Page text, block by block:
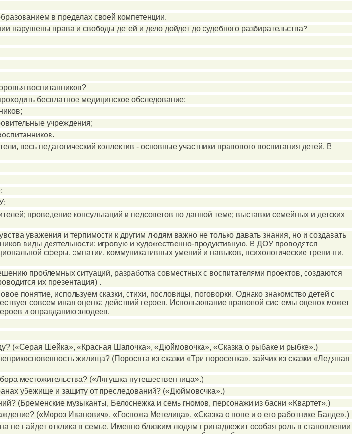
в пределах своей компетенции.
нарушены права и свободы детей и дело дойдет до судебного разбирательства?
воспитанников?
бесплатное медицинское обследование;
учреждения;
весь педагогический коллектив - основные участники правового воспитания детей. В
проведение консультаций и педсоветов по данной теме; выставки семейных и детских
уважения и терпимости к другим людям важно не только давать знания, но и создавать
виды деятельности: игровую и художественно-продуктивную. В ДОУ проводятся
сферы, эмпатии, коммуникативных умений и навыков, психологические тренинги.
проблемных ситуаций, разработка совместных с воспитателями проектов, создаются
их презентация) .
понятие, используем сказки, стихи, пословицы, поговорки. Однако знакомство детей с
совсем иная оценка действий героев. Использование правовой системы оценок может
и оправданию злодеев.
(«Серая Шейка», «Красная Шапочка», «Дюймовочка», «Сказка о рыбаке и рыбке».)
жилища? (Поросята из сказки «Три поросенка», зайчик из сказки «Ледяная
местожительства? («Лягушка-путешественница».)
убежище и защиту от преследований? («Дюймовочка».)
(Бременские музыканты, Белоснежка и семь гномов, персонажи из басни «Квартет».)
(«Мороз Иванович», «Госпожа Метелица», «Сказка о попе и о его работнике Балде».)
не найдет отклика в семье. Именно близким людям принадлежит особая роль в становлении